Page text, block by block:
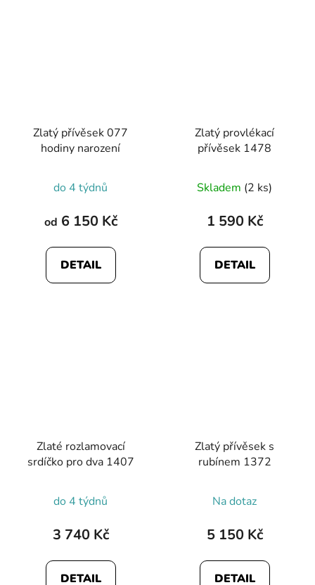
Zlatý přívěsek 077
hodiny narození
do 4 týdnů
od 6 150 Kč
DETAIL
Zlatý provlékací
přívěsek 1478
Skladem (2 ks)
1 590 Kč
DETAIL
Zlaté rozlamovací
srdíčko pro dva 1407
do 4 týdnů
3 740 Kč
DETAIL
Zlatý přívěsek s
rubínem 1372
Na dotaz
5 150 Kč
DETAIL